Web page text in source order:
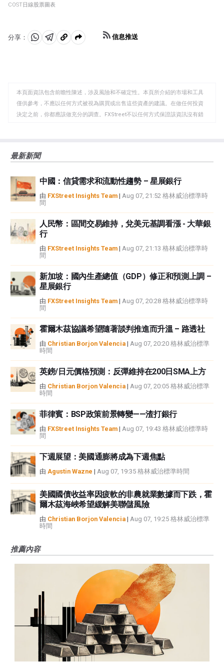
COST日線股票圖表
分享：
分 分 複
板
信息推送
本頁面資訊包含前瞻性陳述，涉及風險和不確定性。本頁所介紹的市場和工具
僅供參考，不應以任何方式被視為購買或出售這些資產的建議。在做任何投資
決定之前，你都應該做充分的調查。FXStreet不以任何方式保證該資訊沒有錯
觀點，並不代表FXStreet或其廣告商的官方政策或立場。作者不對本頁連結的
如果文章正文中沒有明確提到，在撰寫本文時，作者在本文中提到的任何股票
中都沒有頭寸，也沒有與文中提到的任何公司有業務關係。除了FXStreet，作
者沒有收到撰寫這篇文章的報酬。
FXStreet和作者不提供個性化的建議。作者對該資訊的準確性、完整性或適用
性不作任何陳述。FXStreet和作者將不承擔任何錯誤，遺漏或任何損失，傷害
或損害由此資訊及其顯示或使用引起的。錯誤和遺漏除外。本文作者和
FXStreet並非註冊投資顧問，本文內容無意提供任何投資建議。
最新新聞
中國：信貸需求和流動性趨勢 – 星展銀行
由 FXStreet Insights Team | Aug 07, 21:52 格林威治標準時
間
人民幣：區間交易維持，兌美元基調看漲 - 大華銀
行
由 FXStreet Insights Team | Aug 07, 21:13 格林威治標準時
間
新加坡：國內生產總值（GDP）修正和預測上調 –
星展銀行
由 FXStreet Insights Team | Aug 07, 20:28 格林威治標準時
間
霍爾木茲協議希望隨著談判推進而升溫 – 路透社
由 Christian Borjon Valencia | Aug 07, 20:20 格林威治標準
時間
英鎊/日元價格預測：反彈維持在200日SMA上方
由 Christian Borjon Valencia | Aug 07, 20:05 格林威治標準
時間
菲律賓：BSP政策前景轉變——渣打銀行
由 FXStreet Insights Team | Aug 07, 19:43 格林威治標準時
間
下週展望：美國通膨將成為下週焦點
由 Agustin Wazne | Aug 07, 19:35 格林威治標準時間
美國國債收益率因疲軟的非農就業數據而下跌，霍
爾木茲海峽希望緩解美聯儲風險
由 Christian Borjon Valencia | Aug 07, 19:25 格林威治標準
時間
推薦內容